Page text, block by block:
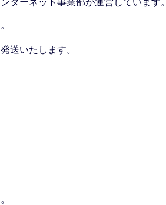
ターネット事業部が運営しています。
送いたします。